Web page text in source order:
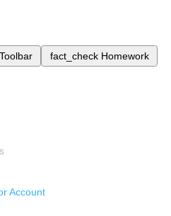
Toolbar fact_check Homework
Account